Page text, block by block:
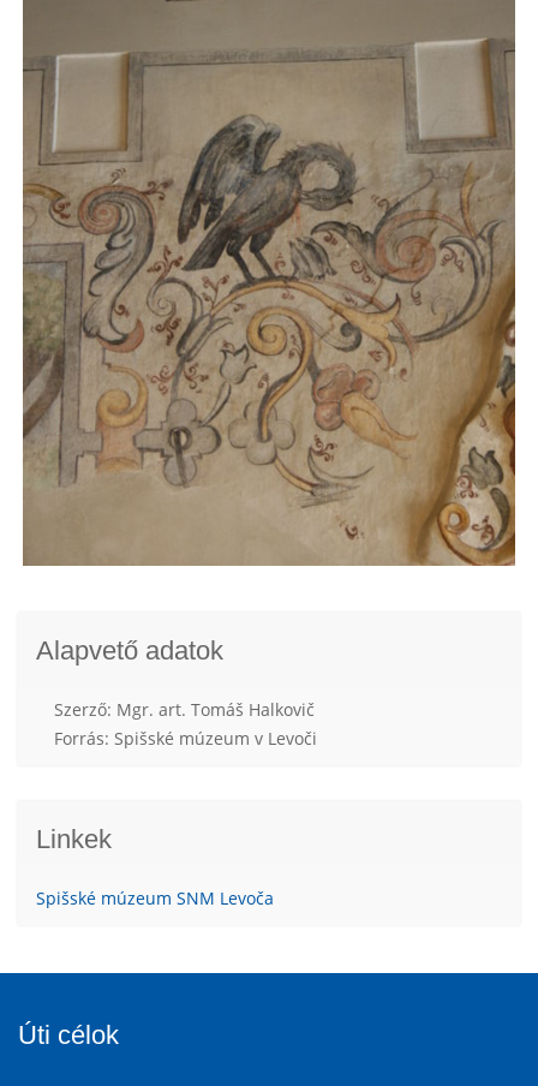
Alapvető adatok
Szerző: Mgr. art. Tomáš Halkovič
Forrás: Spišské múzeum v Levoči
Linkek
Spišské múzeum SNM Levoča
Úti célok